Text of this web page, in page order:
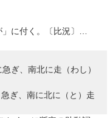
」に付く。〔比況〕…
ぎ、南北に走（わし）
ぎ、南に北に（と）走